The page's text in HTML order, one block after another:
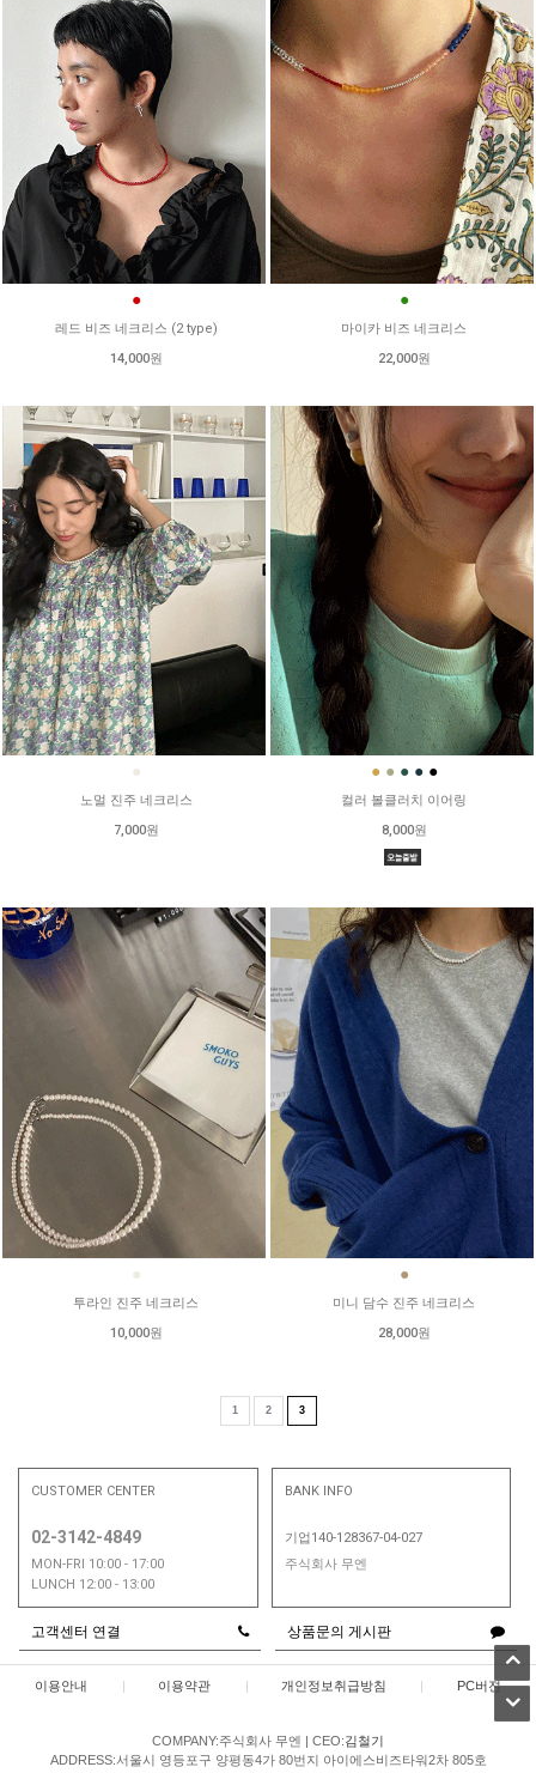
●
레드 비즈 네크리스 (2 type)
14,000원
●
마이카 비즈 네크리스
22,000원
●
노멀 진주 네크리스
7,000원
● ● ● ● ●
컬러 볼클러치 이어링
8,000원
●
투라인 진주 네크리스
10,000원
●
미니 담수 진주 네크리스
28,000원
1 2 3
CUSTOMER CENTER
02-3142-4849
MON-FRI 10:00 - 17:00
LUNCH 12:00 - 13:00
BANK INFO
기업140-128367-04-027
주식회사 무엔
고객센터 연결 상품문의 게시판
이용안내 | 이용약관 | 개인정보취급방침 | PC버젼
COMPANY:주식회사 무엔 | CEO:김철기
ADDRESS:서울시 영등포구 양평동4가 80번지 아이에스비즈타워2차 805호